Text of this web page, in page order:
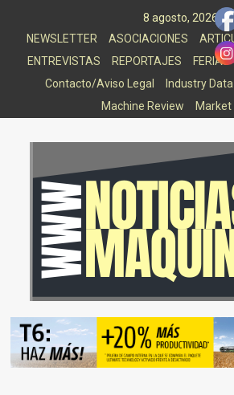
8 agosto, 2026
NEWSLETTER
ASOCIACIONES
ENTREVISTAS
REPORTAJES FERIAS
Contacto/Aviso Legal
Industry Data
Machine Review
Market